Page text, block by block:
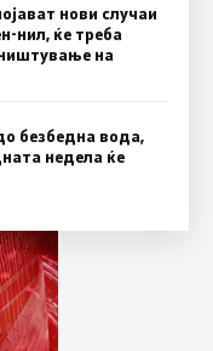
нови случаи
нил, ќе треба
на
безбедна вода,
недела ќе